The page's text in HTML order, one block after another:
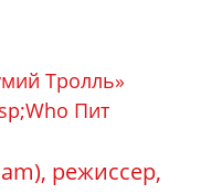
Тролль»
Пит
режиссер,